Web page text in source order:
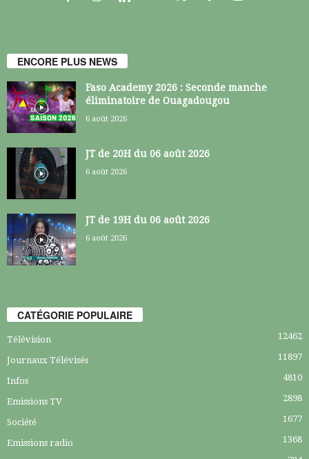
ENCORE PLUS NEWS
Faso Academy 2026 : Seconde manche
éliminatoire de Ouagadougou
6 août 2026
JT de 20H du 06 août 2026
6 août 2026
JT de 19H du 06 août 2026
6 août 2026
CATÉGORIE POPULAIRE
Télévision 12462
Journaux Télévisés 11897
Infos 4810
Emissions TV 2898
Société 1677
Emissions radio 1368